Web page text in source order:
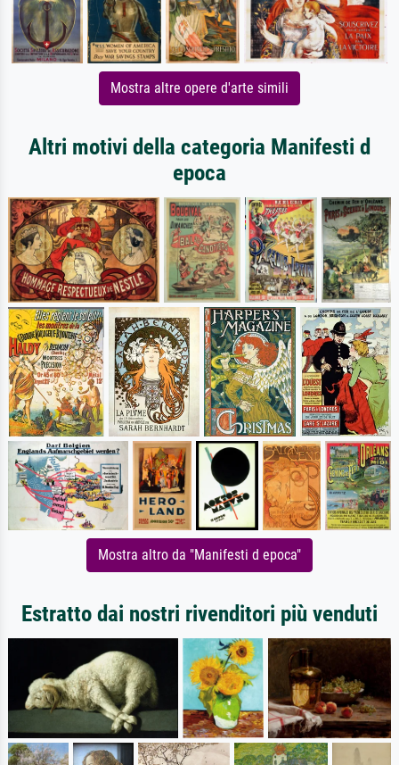
Mostra altre opere d'arte simili
Altri motivi della categoria Manifesti d
epoca
Mostra altro da "Manifesti d epoca"
Estratto dai nostri rivenditori più venduti